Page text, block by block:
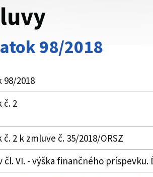
98/2018
98/2018
č. 2
č. 2 k zmluve č. 35/2018/ORSZ
čl. VI. - výška finančného